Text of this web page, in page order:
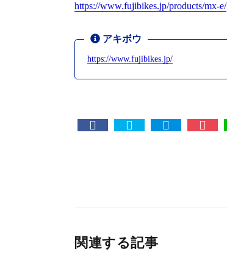
https://www.fujibikes.jp/products/mx-e/
アキボウ
https://www.fujibikes.jp/
関連する記事